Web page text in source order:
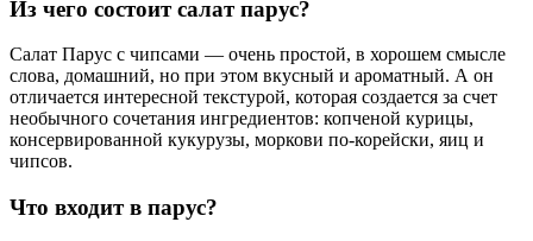
Из чего состоит салат парус?
Салат Парус с чипсами — очень простой, в хорошем смысле
слова, домашний, но при этом вкусный и ароматный. А он
отличается интересной текстурой, которая создается за счет
необычного сочетания ингредиентов: копченой курицы,
консервированной кукурузы, моркови по-корейски, яиц и
чипсов.
Что входит в парус?